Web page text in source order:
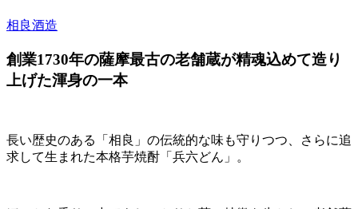
相良酒造
創業1730年の薩摩最古の老舗蔵が精魂込めて造り
上げた渾身の一本
長い歴史のある「相良」の伝統的な味も守りつつ、さらに追
求して生まれた本格芋焼酎「兵六どん」。